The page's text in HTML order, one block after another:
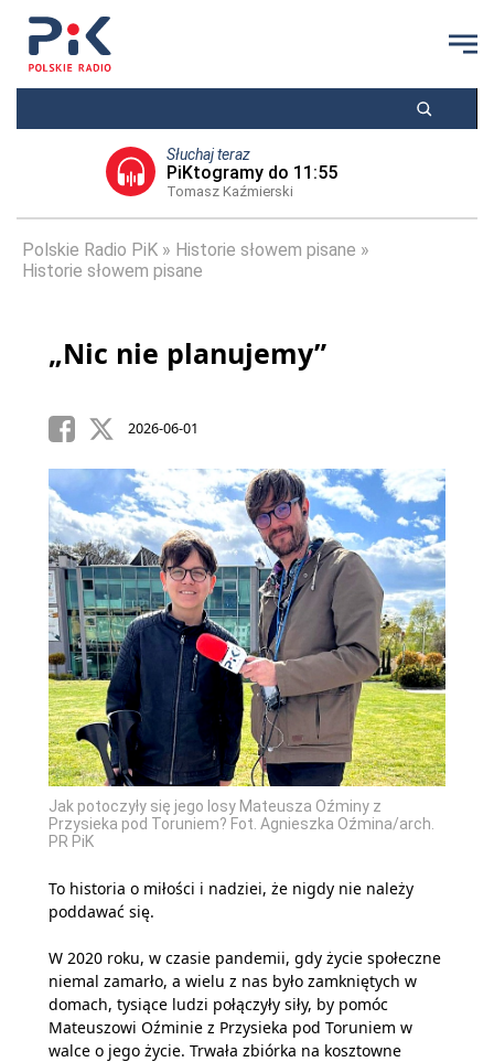
Słuchaj teraz
PiKtogramy do 11:55
Tomasz Kaźmierski
Polskie Radio PiK
Historie słowem pisane
Historie słowem pisane
„Nic nie planujemy”
2026-06-01
Jak potoczyły się jego losy Mateusza Oźminy z
Przysieka pod Toruniem? Fot. Agnieszka Oźmina/arch.
PR PiK
To historia o miłości i nadziei, że nigdy nie należy
poddawać się.
W 2020 roku, w czasie pandemii, gdy życie społeczne
niemal zamarło, a wielu z nas było zamkniętych w
domach, tysiące ludzi połączyły siły, by pomóc
Mateuszowi Oźminie z Przysieka pod Toruniem w
walce o jego życie. Trwała zbiórka na kosztowne